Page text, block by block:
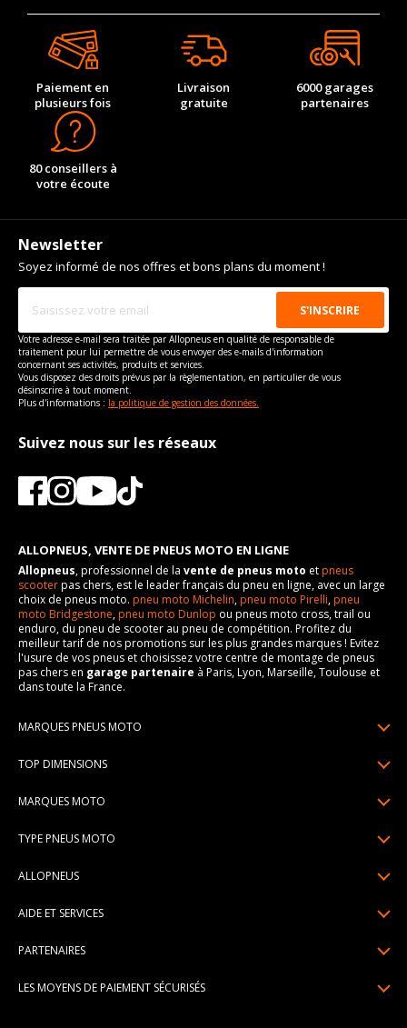
Paiement en
plusieurs fois
Livraison
gratuite
6000 garages
partenaires
80 conseillers à
votre écoute
Newsletter
Soyez informé de nos offres et bons plans du moment !
Votre adresse e-mail sera traitée par Allopneus en qualité de responsable de
traitement pour lui permettre de vous envoyer des e-mails d'information
concernant ses activités, produits et services.
Vous disposez des droits prévus par la règlementation, en particulier de vous
désinscrire à tout moment.
Plus d'informations : la politique de gestion des données.
Suivez nous sur les réseaux
ALLOPNEUS, VENTE DE PNEUS MOTO EN LIGNE
Allopneus, professionnel de la vente de pneus moto etpneus
scooterpas chers, est le leader français du pneu en ligne, avec un large
choix de pneus moto. pneu moto Michelin,pneu moto Pirelli,pneu
moto Bridgestone,pneu moto Dunlop ou pneus moto cross, trail ou
enduro, du pneu de scooter au pneu de compétition. Profitez du
meilleur tarif de nos promotions sur les plus grandes marques ! Evitez
l'usure de vos pneus et choisissez votre centre de montage de pneus
pas chers en garage partenaire à Paris, Lyon, Marseille, Toulouse et
dans toute la France.
MARQUES PNEUS MOTO
Pneus Continental
Pneus Metzeler
Pneus Mitas
TOP DIMENSIONS
150/70R17
180/55R17
190/55R17
MARQUES MOTO
Pneus Kawasaki
Pneus Suzuki
Toutes les marques de moto
TYPE PNEUS MOTO
Pneus moto trail
Pneus cross / enduro / trial
ALLOPNEUS
Espace Presse
AIDE ET SERVICES
Livraisons standard / express
PARTENAIRES
LES MOYENS DE PAIEMENT SÉCURISÉS